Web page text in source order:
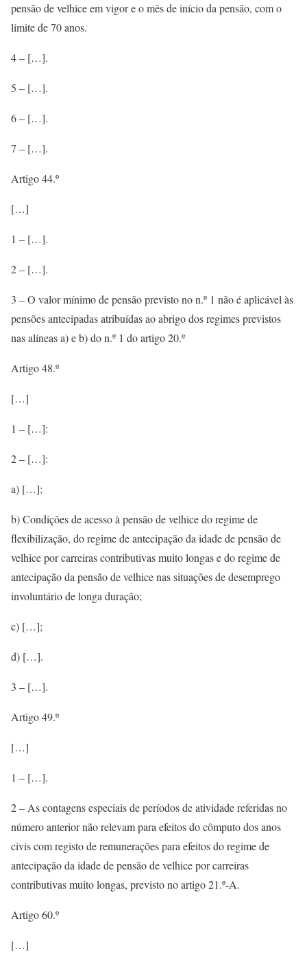
pensão de velhice em vigor e o mês de início da pensão, com o
limite de 70 anos.
4 – […].
5 – […].
6 – […].
7 – […].
Artigo 44.º
[…]
1 – […].
2 – […].
3 – O valor mínimo de pensão previsto no n.º 1 não é aplicável às
pensões antecipadas atribuídas ao abrigo dos regimes previstos
nas alíneas a) e b) do n.º 1 do artigo 20.º
Artigo 48.º
[…]
1 – […]:
2 – […]:
a) […];
b) Condições de acesso à pensão de velhice do regime de
flexibilização, do regime de antecipação da idade de pensão de
velhice por carreiras contributivas muito longas e do regime de
antecipação da pensão de velhice nas situações de desemprego
involuntário de longa duração;
c) […];
d) […].
3 – […].
Artigo 49.º
[…]
1 – […].
2 – As contagens especiais de períodos de atividade referidas no
número anterior não relevam para efeitos do cômputo dos anos
civis com registo de remunerações para efeitos do regime de
antecipação da idade de pensão de velhice por carreiras
contributivas muito longas, previsto no artigo 21.º-A.
Artigo 60.º
[…]